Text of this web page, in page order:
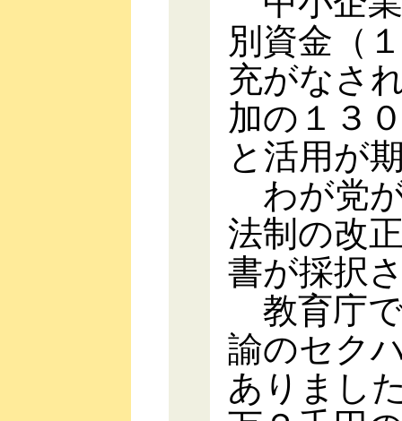
別資金（
充がなさ
加の１３
と活用が
わが党
法制の改
書が採択
教育庁
諭のセク
ありまし